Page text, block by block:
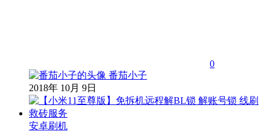
0
番茄小子
2018年 10月 9日
安卓刷机